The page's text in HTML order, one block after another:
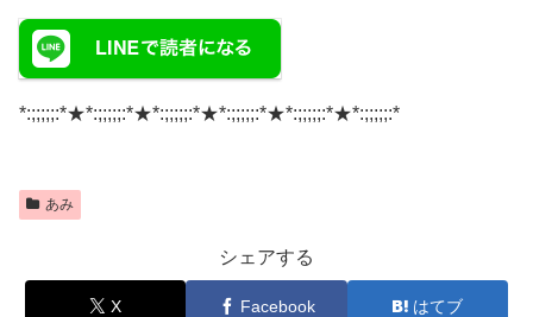
*:;;;;;:*★*:;;;;;:*★*:;;;;;:*★*:;;;;;:*★*:;;;;;:*★*:;;;;;:*
あみ
シェアする
X Facebook はてブ